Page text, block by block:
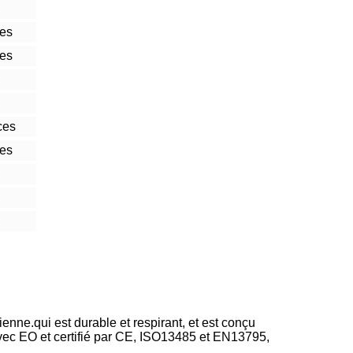
est durable et respirant, et est conçu
EO et certifié par CE, ISO13485 et EN13795,